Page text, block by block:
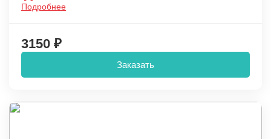
Подробнее
3150 ₽
Заказать